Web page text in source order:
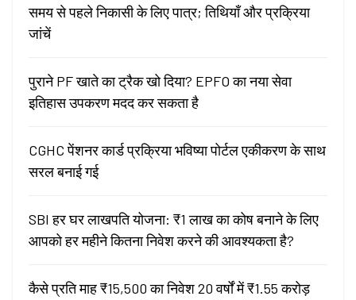
समय से पहले निकासी के लिए पात्र; तिथियाँ और प्रक्रिया
जांचें
पुराने PF खाते का ट्रैक खो दिया? EPFO का नया सेवा
इतिहास उपकरण मदद कर सकता है
CGHC पेंशनर कार्ड प्रक्रिया भविष्या पोर्टल एकीकरण के साथ
सरल बनाई गई
SBI हर घर लाखपति योजना: ₹1 लाख का कोष बनाने के लिए
आपको हर महीने कितना निवेश करने की आवश्यकता है?
कैसे प्रति माह ₹15,500 का निवेश 20 वर्षों में ₹1.55 करोड़